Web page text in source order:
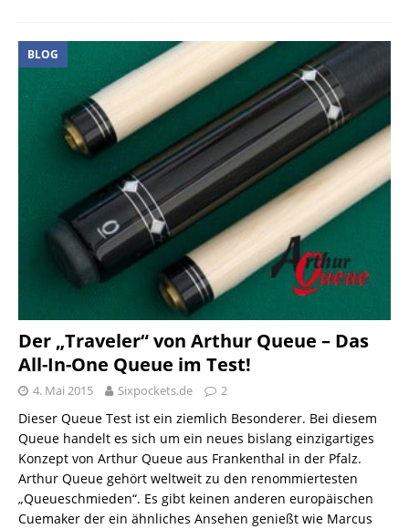
BLOG
Der „Traveler“ von Arthur Queue – Das
All-In-One Queue im Test!
4. Mai 2015 Sixpockets.de 2
Dieser Queue Test ist ein ziemlich Besonderer. Bei diesem
Queue handelt es sich um ein neues bislang einzigartiges
Konzept von Arthur Queue aus Frankenthal in der Pfalz.
Arthur Queue gehört weltweit zu den renommiertesten
„Queueschmieden“. Es gibt keinen anderen europäischen
Cuemaker der ein ähnliches Ansehen genießt wie Marcus